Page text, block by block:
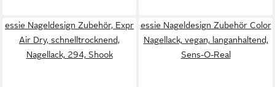
essie Nageldesign Zubehör, Expr
Air Dry, schnelltrocknend,
Nagellack, 294, Shook
essie Nageldesign Zubehör Color
Nagellack, vegan, langanhaltend,
Sens-O-Real